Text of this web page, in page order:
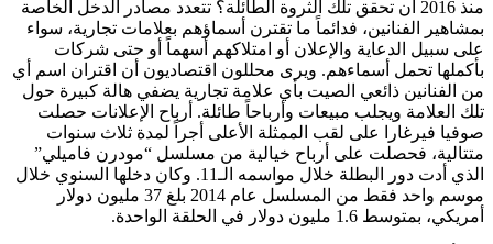
منذ 2016 أن تحقق تلك الثروة الطائلة؟ تتعدد مصادر الدخل الخاصة
بمشاهير الفنانين، فدائماً ما تقترن أسماؤهم بعلامات تجارية، سواء
على سبيل الدعاية والإعلان أو امتلاكهم أسهماً أو حتى شركات
بأكملها تحمل أسماءهم. ويرى محللون اقتصاديون أن اقتران اسم أي
من الفنانين ذائعي الصيت بأي علامة تجارية يضفي هالة كبيرة حول
تلك العلامة ويجلب مبيعات وأرباحاً طائلة. أرباح الإعلانات حصلت
صوفيا فيرغارا على لقب الممثلة الأعلى أجراً لمدة ثلاث سنوات
متتالية، فحصلت على أرباح خيالية من مسلسل “مودرن فاميلي”
الذي أدت دور البطلة خلال مواسمه الـ11. وكان دخلها السنوي خلال
موسم واحد فقط من المسلسل عام 2014 بلغ 37 مليون دولار
أمريكي، بمتوسط 1.6 مليون دولار في الحلقة الواحدة.